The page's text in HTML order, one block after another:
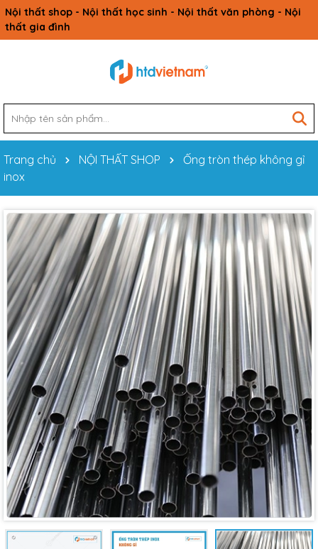
Nội thất shop - Nội thất học sinh - Nội thất văn phòng - Nội
thất gia đình
Trang chủ NỘI THẤT SHOP
Ống tròn thép không gỉ
inox